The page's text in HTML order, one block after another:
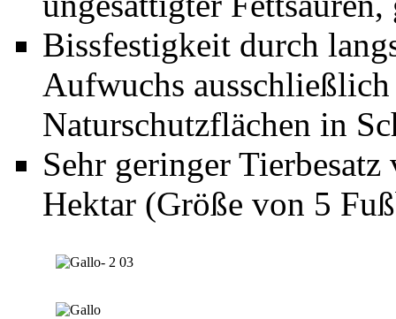
Bissfestigkeit durch
Aufwuchs
Naturschutzflächen in
Sehr geringer
Hektar (Größe von 5